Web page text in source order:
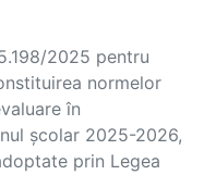
2025 pentru
normelor
în
școlar 2025-2026,
prin Legea